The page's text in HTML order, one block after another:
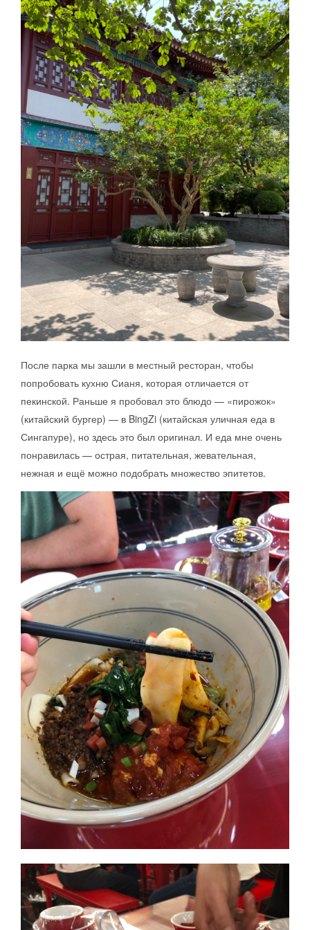
После парка мы зашли в местный ресторан, чтобы
попробовать кухню Сианя, которая отличается от
пекинской. Раньше я пробовал это блюдо — «пирожок»
(китайский бургер) — в BingZi (китайская уличная еда в
Сингапуре), но здесь это был оригинал. И еда мне очень
понравилась — острая, питательная, жевательная,
нежная и ещё можно подобрать множество эпитетов.